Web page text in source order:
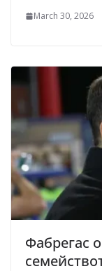
March 30, 2026
Фабрегас